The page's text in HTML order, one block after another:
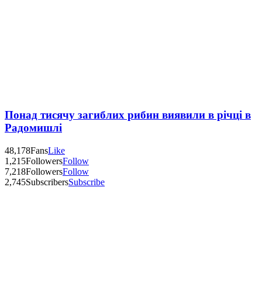
Понад тисячу загиблих рибин виявили в річці в
Радомишлі
48,178FansLike
1,215FollowersFollow
7,218FollowersFollow
2,745SubscribersSubscribe